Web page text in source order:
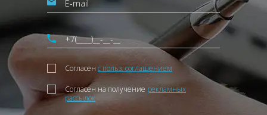
Согласен с польз. соглашением
Согласен на получение рекламных
рассылок